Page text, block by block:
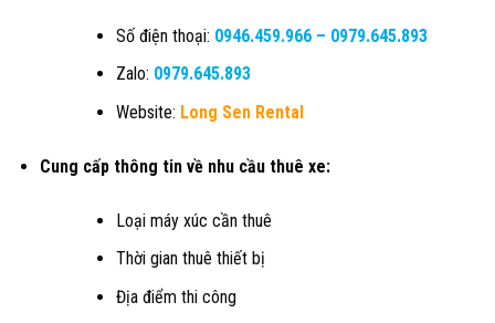
Số điện thoại: 0946.459.966– 0979.645.893
Zalo: 0979.645.893
Website: Long Sen Rental
Cung cấp thông tin về nhu cầu thuê xe:
Loại máy xúc cần thuê
Thời gian thuê thiết bị
Địa điểm thi công